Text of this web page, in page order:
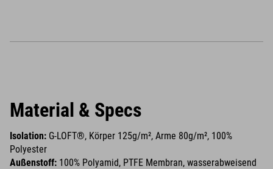
Material & Specs
Isolation: G-LOFT®, Körper 125g/m², Arme 80g/m², 100%
Polyester
Außenstoff: 100% Polyamid, PTFE Membran, wasserabweisend